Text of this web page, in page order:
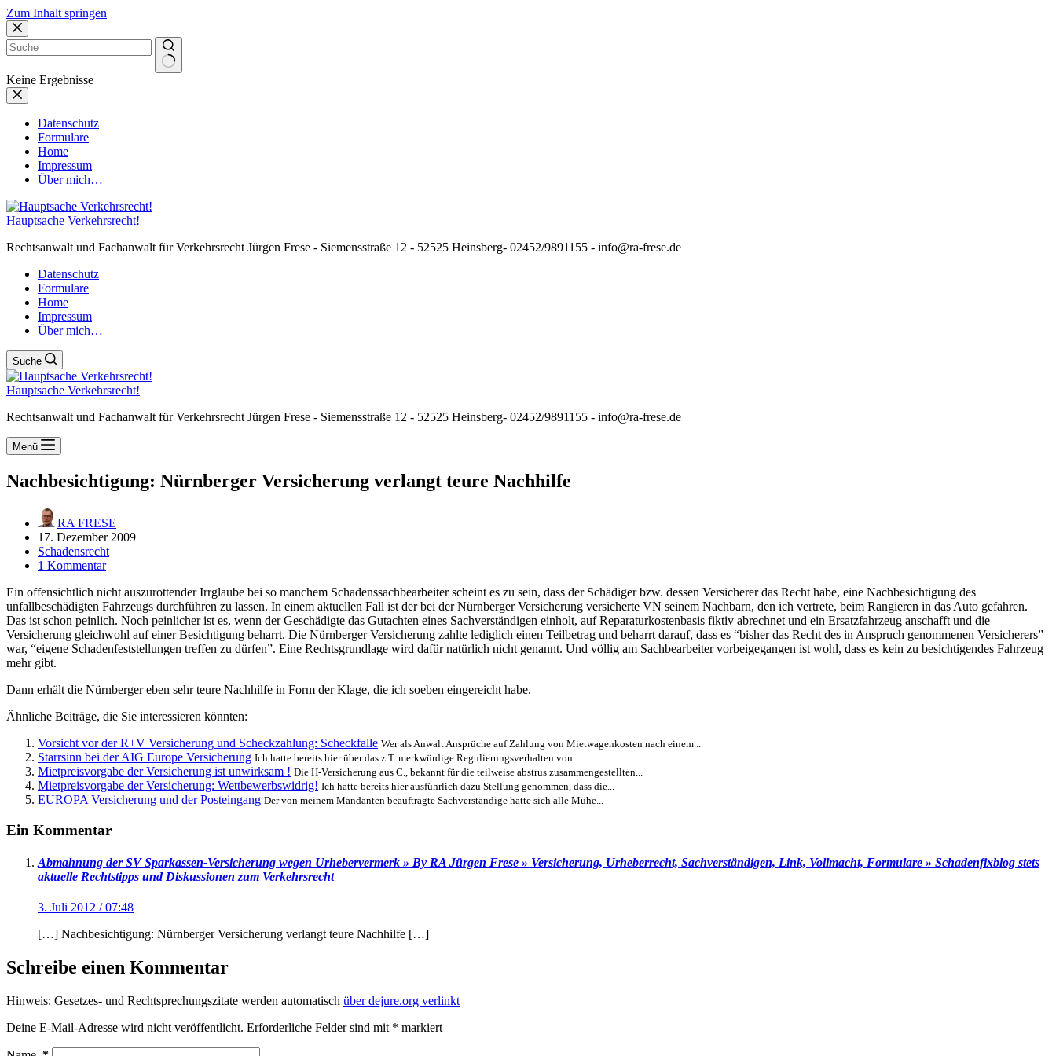
Zum Inhalt springen
Keine Ergebnisse
Datenschutz
Formulare
Home
Impressum
Über mich…
Hauptsache Verkehrsrecht!
Rechtsanwalt und Fachanwalt für Verkehrsrecht Jürgen Frese - Siemensstraße 12 - 52525 Heinsberg- 02452/9891155 - info@ra-frese.de
Datenschutz
Formulare
Home
Impressum
Über mich…
Suche
Hauptsache Verkehrsrecht!
Rechtsanwalt und Fachanwalt für Verkehrsrecht Jürgen Frese - Siemensstraße 12 - 52525 Heinsberg- 02452/9891155 - info@ra-frese.de
Menü
Nachbesichtigung: Nürnberger Versicherung verlangt teure Nachhilfe
RA FRESE
17. Dezember 2009
Schadensrecht
1 Kommentar
Ein offensichtlich nicht auszurottender Irrglaube bei so manchem Schadenssachbearbeiter scheint es zu sein, dass der Schädiger bzw. dessen Versicherer das Recht habe, eine Nachbesichtigung des
unfallbeschädigten Fahrzeugs durchführen zu lassen. In einem aktuellen Fall ist der bei der Nürnberger Versicherung versicherte VN seinem Nachbarn, den ich vertrete, beim Rangieren in das Auto gefahren.
Das ist schon peinlich. Noch peinlicher ist es, wenn der Geschädigte das Gutachten eines Sachverständigen einholt, auf Reparaturkostenbasis fiktiv abrechnet und ein Ersatzfahrzeug anschafft und die
Versicherung gleichwohl auf einer Besichtigung beharrt. Die Nürnberger Versicherung zahlte lediglich einen Teilbetrag und beharrt darauf, dass es “bisher das Recht des in Anspruch genommenen Versicherers”
war, “eigene Schadenfeststellungen treffen zu dürfen”. Eine Rechtsgrundlage wird dafür natürlich nicht genannt. Und völlig am Sachbearbeiter vorbeigegangen ist wohl, dass es kein zu besichtigendes Fahrzeug
mehr gibt.
Dann erhält die Nürnberger eben sehr teure Nachhilfe in Form der Klage, die ich soeben eingereicht habe.
Ähnliche Beiträge, die Sie interessieren könnten:
Vorsicht vor der R+V Versicherung und Scheckzahlung: Scheckfalle Wer als Anwalt Ansprüche auf Zahlung von Mietwagenkosten nach einem...
Starrsinn bei der AIG Europe Versicherung Ich hatte bereits hier über das z.T. merkwürdige Regulierungsverhalten von...
Mietpreisvorgabe der Versicherung ist unwirksam ! Die H-Versicherung aus C., bekannt für die teilweise abstrus zusammengestellten...
Mietpreisvorgabe der Versicherung: Wettbewerbswidrig! Ich hatte bereits hier ausführlich dazu Stellung genommen, dass die...
EUROPA Versicherung und der Posteingang Der von meinem Mandanten beauftragte Sachverständige hatte sich alle Mühe...
Ein Kommentar
Abmahnung der SV Sparkassen-Versicherung wegen Urhebervermerk » By RA Jürgen Frese » Versicherung, Urheberrecht, Sachverständigen, Link, Vollmacht, Formulare » Schadenfixblog stets
aktuelle Rechtstipps und Diskussionen zum Verkehrsrecht
3. Juli 2012 / 07:48
[…] Nachbesichtigung: Nürnberger Versicherung verlangt teure Nachhilfe […]
Schreibe einen Kommentar
Hinweis: Gesetzes- und Rechtsprechungszitate werden automatisch über dejure.org verlinkt
Deine E-Mail-Adresse wird nicht veröffentlicht. Erforderliche Felder sind mit * markiert